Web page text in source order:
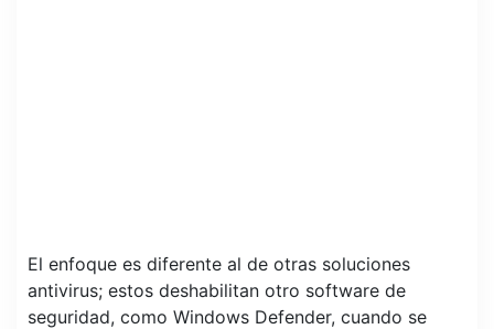
El enfoque es diferente al de otras soluciones
antivirus; estos deshabilitan otro software de
seguridad, como Windows Defender, cuando se